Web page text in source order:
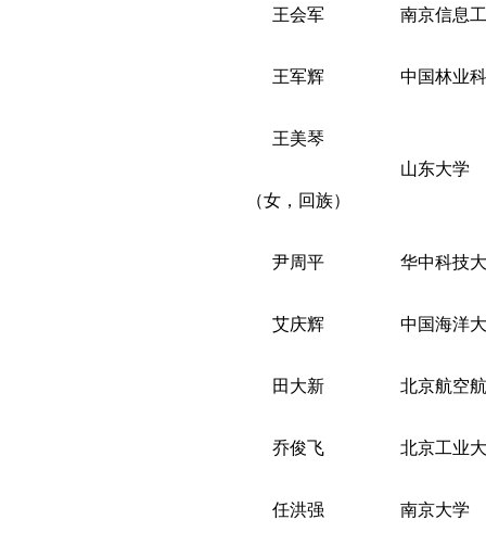
王会军 南京信息
王军辉 中国林业
王美琴
（女，回族）
山东大学
尹周平 华中科技
艾庆辉 中国海洋
田大新 北京航空
乔俊飞 北京工业
任洪强 南京大学